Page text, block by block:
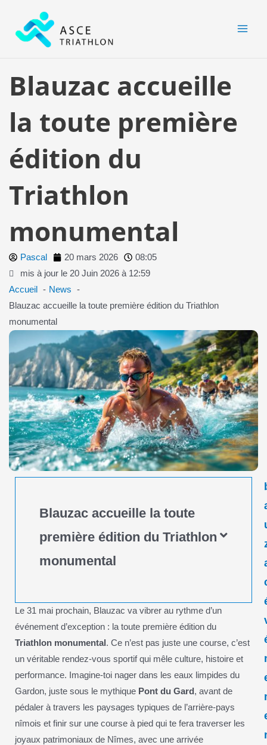
contenu
Blauzac accueille
la toute première
édition du
Triathlon
monumental
Pascal 20 mars 2026
08:05
mis à jour le 20 Juin 2026 à 12:59
Accueil
News
Blauzac accueille la toute première édition du Triathlon
monumental
Blauzac accueille la toute
première édition du Triathlon
monumental
Le 31 mai prochain, Blauzac va vibrer au rythme d’un
événement d’exception : la toute première édition du
Triathlon monumental. Ce n’est pas juste une course, c’est
un véritable rendez-vous sportif qui mêle culture, histoire et
performance. Imagine-toi nager dans les eaux limpides du
Gardon, juste sous le mythique Pont du Gard, avant de
pédaler à travers les paysages typiques de l’arrière-pays
nîmois et finir sur une course à pied qui te fera traverser les
joyaux patrimoniaux de Nîmes, avec une arrivée